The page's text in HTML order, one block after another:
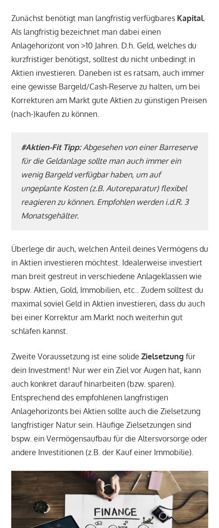
Zunächst benötigt man langfristig verfügbares Kapital.
Als langfristig bezeichnet man dabei einen
Anlagehorizont von >10 Jahren. D.h. Geld, welches du
kurzfristiger benötigst, solltest du nicht unbedingt in
Aktien investieren. Daneben ist es ratsam, auch immer
eine gewisse Bargeld/Cash-Reserve zu halten, um bei
Korrekturen am Markt gute Aktien zu günstigen Preisen
(nach-)kaufen zu können.
#Aktien-Fit Tipp:Abgesehen von einer Barreserve
für die Geldanlage sollte man auch immer ein
wenig Bargeld verfügbar haben, um auf
ungeplante Kosten (z.B. Autoreparatur) flexibel
reagieren zu können. Empfohlen werden i.d.R. 3
Monatsgehälter.
Überlege dir auch, welchen Anteil deines Vermögens du
in Aktien investieren möchtest. Idealerweise investiert
man breit gestreut in verschiedene Anlageklassen wie
bspw. Aktien, Gold, Immobilien, etc.. Zudem solltest du
maximal soviel Geld in Aktien investieren, dass du auch
bei einer Korrektur am Markt noch weiterhin gut
schlafen kannst.
Zweite Voraussetzung ist eine solide Zielsetzung für
dein Investment! Nur wer ein Ziel vor Augen hat, kann
auch konkret darauf hinarbeiten (bzw. sparen).
Entsprechend des empfohlenen langfristigen
Anlagehorizonts bei Aktien sollte auch die Zielsetzung
langfristiger Natur sein. Häufige Zielsetzungen sind
bspw. ein Vermögensaufbau für die Altersvorsorge oder
andere Investitionen (z.B. der Kauf einer Immobilie).